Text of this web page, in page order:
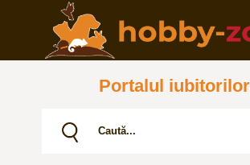
Portalul